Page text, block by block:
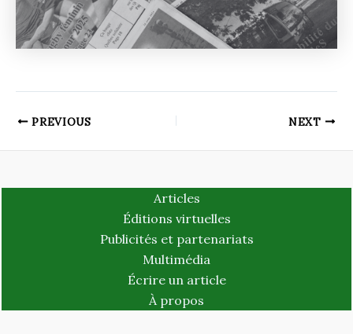
PREVIOUS NEXT
Articles
Éditions virtuelles
Publicités et partenariats
Multimédia
Écrire un article
À propos